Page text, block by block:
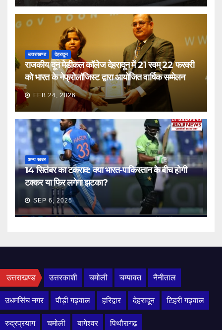
उत्तराखण्ड देहरादून
राजकीय दून मेडीकल कॉलेज देहरादून में 21 स्वम् 22 फरवरी
को भारत के नेफ्रोलॉजिस्ट द्वारा आयोजित वार्षिक सम्मेलन
FEB 24, 2026
अन्य खबर
14 सितंबर का टकराव: क्या भारत-पाकिस्तान के बीच होगी
टक्कर या फिर लगेगा झटका?
SEP 6, 2025
उत्तराखण्ड उत्तरकाशी चमोली चम्पावत नैनीताल
उधमसिंघ नगर पौड़ी गढ़वाल हरिद्वार देहरादून टिहरी गढ़वाल
रुद्रप्रयाग चमोली बागेश्वर पिथौरागढ़